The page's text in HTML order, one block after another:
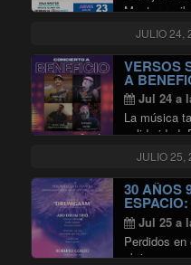
Master
jazz Jorge
Zambrano,
bajo y a
Continuar
JULIO 24,
VERSOS
A
Jul 24 a
La música
solidaridad.
horas, la
de Chile
a beneficio
JULIO 25,
30 AÑOS
MASTER
Jul 25 a
Perdidos
abrir un